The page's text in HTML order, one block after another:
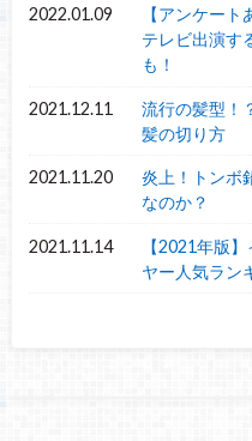
2022.01.09
【アンケー
テレビ出演す
も！
2021.12.11
流行の髪型！
髪の切り方
2021.11.20
炎上！トンボ
なのか？
2021.11.14
【2021年版
ヤー人気ラン